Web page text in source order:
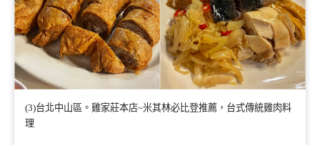
(3)台北中山區。雞家莊本店~米其林必比登推薦，台式傳統雞肉料
理